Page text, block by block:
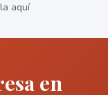
aquí
en